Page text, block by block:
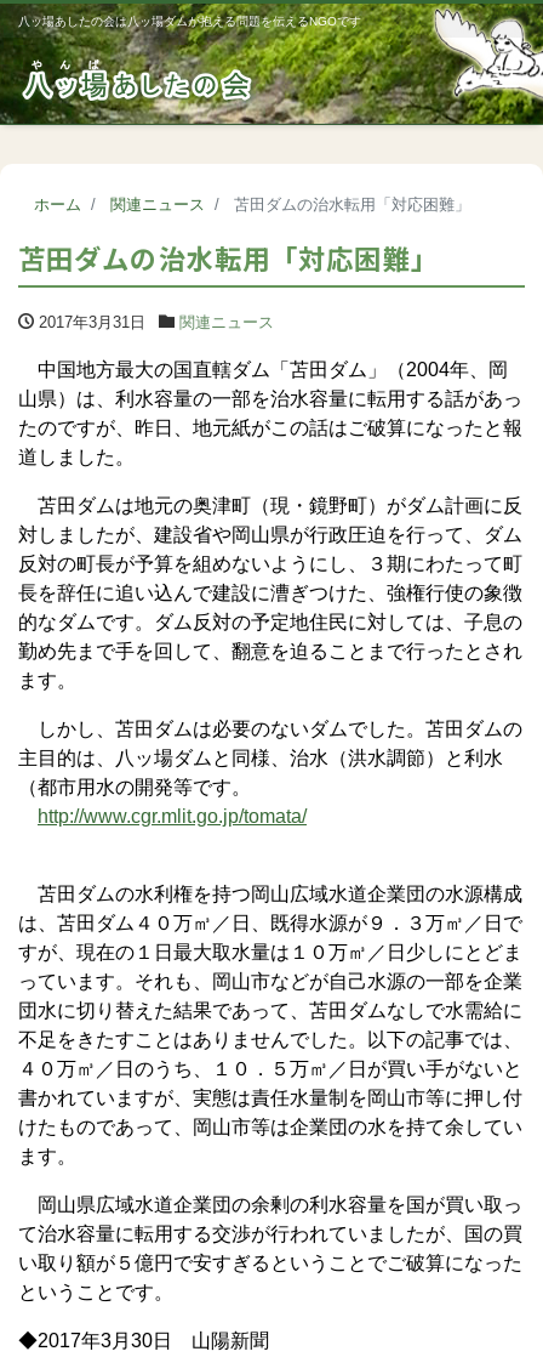
八ッ場あしたの会は八ッ場ダムが抱える問題を伝えるNGOです
ホーム 関連ニュース 苫田ダムの治水転用「対応困難」
苫田ダムの治水転用「対応困難」
2017年3月31日 関連ニュース
中国地方最大の国直轄ダム「苫田ダム」（2004年、岡
山県）は、利水容量の一部を治水容量に転用する話があっ
たのですが、昨日、地元紙がこの話はご破算になったと報
道しました。
苫田ダムは地元の奥津町（現・鏡野町）がダム計画に反
対しましたが、建設省や岡山県が行政圧迫を行って、ダム
反対の町長が予算を組めないようにし、３期にわたって町
長を辞任に追い込んで建設に漕ぎつけた、強権行使の象徴
的なダムです。ダム反対の予定地住民に対しては、子息の
勤め先まで手を回して、翻意を迫ることまで行ったとされ
ます。
しかし、苫田ダムは必要のないダムでした。苫田ダムの
主目的は、八ッ場ダムと同様、治水（洪水調節）と利水
（都市用水の開発等です。
http://www.cgr.mlit.go.jp/tomata/
苫田ダムの水利権を持つ岡山広域水道企業団の水源構成
は、苫田ダム４０万㎥／日、既得水源が９．３万㎥／日で
すが、現在の１日最大取水量は１０万㎥／日少しにとどま
っています。それも、岡山市などが自己水源の一部を企業
団水に切り替えた結果であって、苫田ダムなしで水需給に
不足をきたすことはありませんでした。以下の記事では、
４０万㎥／日のうち、１０．５万㎥／日が買い手がないと
書かれていますが、実態は責任水量制を岡山市等に押し付
けたものであって、岡山市等は企業団の水を持て余してい
ます。
岡山県広域水道企業団の余剰の利水容量を国が買い取っ
て治水容量に転用する交渉が行われていましたが、国の買
い取り額が５億円で安すぎるということでご破算になった
ということです。
◆2017年3月30日 山陽新聞